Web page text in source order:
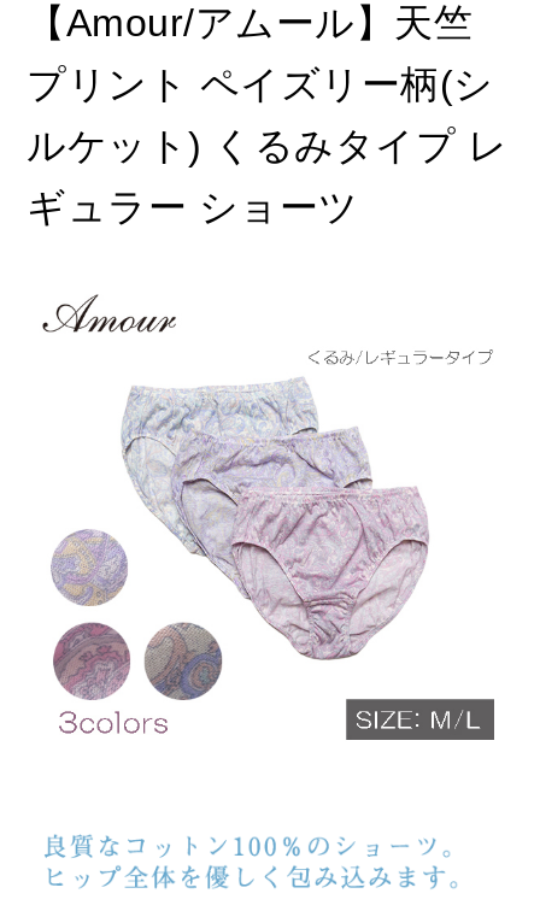
【Amour/アムール】天竺
プリント ペイズリー柄(シ
ルケット) くるみタイプ レ
ギュラー ショーツ